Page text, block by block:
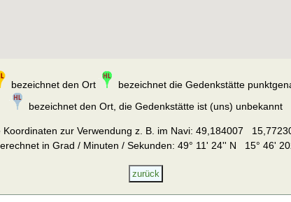
bezeichnet den Ort
bezeichnet die Gedenkstätte
bezeichnet den Ort, die Gedenkstätte ist (uns) unbekannt
Koordinaten zur Verwendung z. B. im Navi: 49,184007
in Grad / Minuten / Sekunden: 49° 11' 24'' N 15° 46'